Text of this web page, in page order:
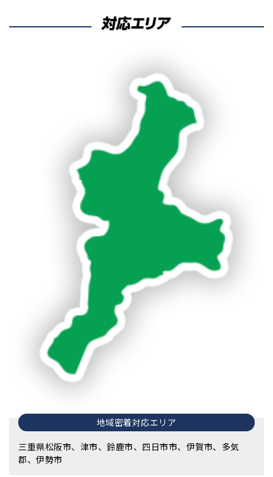
地域密着対応エリア
三重県松阪市、津市、鈴鹿市、四日市市、伊賀市、多気
郡、伊勢市